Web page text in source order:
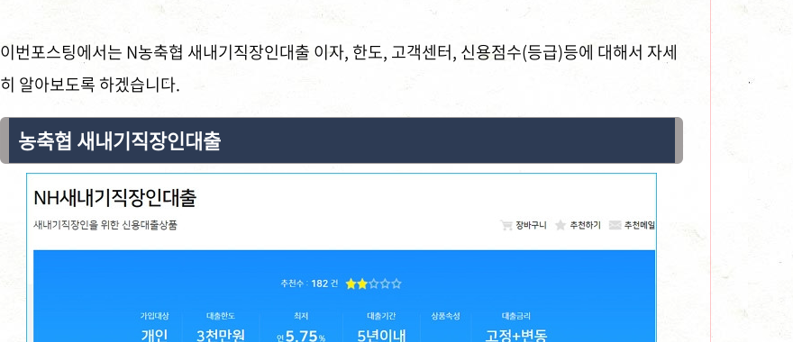
이번포스팅에서는 N농축협 새내기직장인대출 이자, 한도, 고객센터, 신용점수(등급)등에 대해서 자세
히 알아보도록 하겠습니다.
농축협 새내기직장인대출